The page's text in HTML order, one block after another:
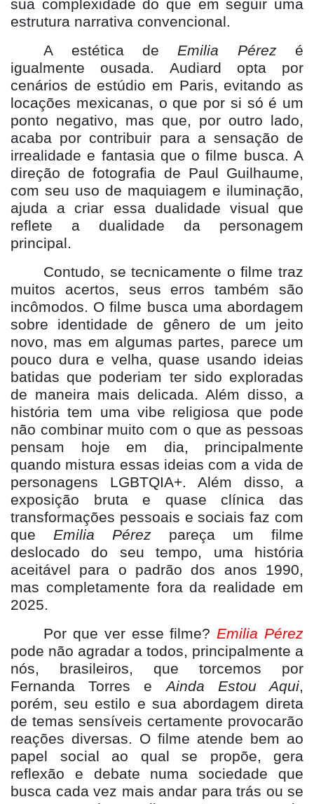
sua complexidade do que em seguir uma
estrutura narrativa convencional.
A estética deEmilia Pérezé
igualmente ousada. Audiard opta por
cenários de estúdio em Paris, evitando as
locações mexicanas, o que por si só é um
ponto negativo, mas que, por outro lado,
acaba por contribuir para a sensação de
irrealidade e fantasia que o filme busca. A
direção de fotografia de Paul Guilhaume,
com seu uso de maquiagem e iluminação,
ajuda a criar essa dualidade visual que
reflete a dualidade da personagem
principal.
Contudo, se tecnicamente o filme traz
muitos acertos, seus erros também são
incômodos. O filme busca uma abordagem
sobre identidade de gênero de um jeito
novo, mas em algumas partes, parece um
pouco dura e velha, quase usando ideias
batidas que poderiam ter sido exploradas
de maneira mais delicada. Além disso, a
história tem uma vibe religiosa que pode
não combinar muito com o que as pessoas
pensam hoje em dia, principalmente
quando mistura essas ideias com a vida de
personagens LGBTQIA+. Além disso, a
exposição bruta e quase clínica das
transformações pessoais e sociais faz com
que Emilia Pérez pareça um filme
deslocado do seu tempo, uma história
aceitável para o padrão dos anos 1990,
mas completamente fora da realidade em
2025.
Por que ver esse filme?Emilia Pérez
pode não agradar a todos, principalmente a
nós, brasileiros, que torcemos por
Fernanda Torres eAinda Estou Aqui,
porém, seu estilo e sua abordagem direta
de temas sensíveis certamente provocarão
reações diversas. O filme atende bem ao
papel social ao qual se propõe, gera
reflexão e debate numa sociedade que
busca cada vez mais andar para trás ou se